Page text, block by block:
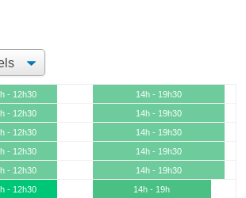
- 12h30
14h - 19h30
- 12h30
14h - 19h30
- 12h30
14h - 19h30
- 12h30
14h - 19h30
- 12h30
14h - 19h30
- 12h30
14h - 19h